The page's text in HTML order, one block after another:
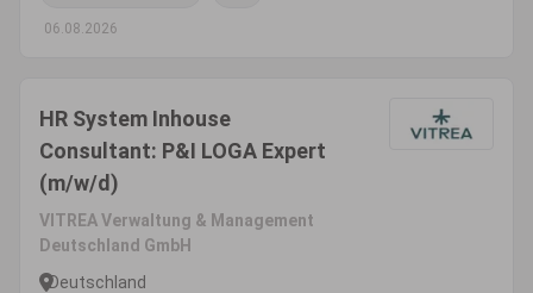
06.08.2026
HR System Inhouse
Consultant: P&I LOGA Expert
(m/w/d)
VITREA Verwaltung & Management
Deutschland GmbH
Deutschland